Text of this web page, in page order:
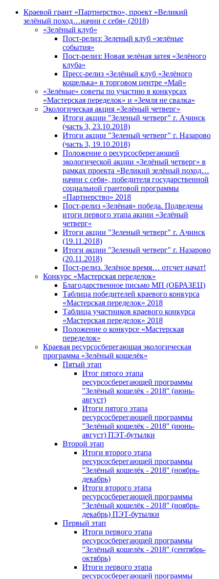
Краевой грант «Партнерство», проект «Великий
зелёный поход…начни с себя» (2018)
«Зелёный клуб»
Пост-релиз: Зеленый клуб «зелёные
события»
Пост-релиз: Новая зелёная затея «Зелёного
клуба»
Пресс-релиз «Зелёный клуб «Зелёного
кошелька» в торговом центре «Май»
«Зелёные» советы по участию в конкурсах
«Мастерская переделок» и «Земля не свалка»
Экологическая акция «Зелёный четверг»
Итоги акции "Зеленый четверг" г. Ачинск
(часть 3, 23.10.2018)
Итоги акции "Зеленый четверг" г. Назарово
(часть 3, 19.10.2018)
Положение о ресурсосберегающей
экологической акции «Зелёный четверг» в
рамках проекта «Великий зелёный поход…
начни с себя», победителя государственной
социальной грантовой программы
«Партнерство» 2018
Пост-релиз «Зелёная» победа. Подведены
итоги первого этапа акции «Зелёный
четверг»
Итоги акции "Зеленый четверг" г. Ачинск
(19.11.2018)
Итоги акции "Зеленый четверг" г. Назарово
(20.11.2018)
Пост-релиз. Зелёное время… отсчет начат!
Конкурс «Мастерская переделок»
Благодарственное письмо МП (ОБРАЗЕЦ)
Таблица победителей краевого конкурса
«Мастерская переделок» 2018
Таблица участников краевого конкурса
«Мастерская переделок» 2018
Положение о конкурсе «Мастерская
переделок»
Краевая ресурсосберегающая экологическая
программа «Зелёный кошелёк»
Пятый этап
Итог пятого этапа
ресурсосберегающей программы
"Зелёный кошелёк - 2018" (июнь-
август)
Итоги пятого этапа
ресурсосберегающей программы
"Зелёный кошелёк - 2018" (июнь-
август) ПЭТ-бутылки
Второй этап
Итоги второго этапа
ресурсосберегающей программы
"Зелёный кошелёк - 2018" (ноябрь-
декабрь)
Итоги второго этапа
ресурсосберегающей программы
"Зелёный кошелёк - 2018" (ноябрь-
декабрь) ПЭТ-бутылки
Первый этап
Итоги первого этапа
ресурсосберегающей программы
"Зелёный кошелёк - 2018" (сентябрь-
октябрь)
Итоги первого этапа
ресурсосберегающей программы